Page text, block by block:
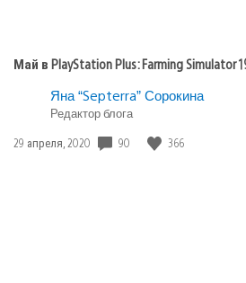
19
Май в PlayStation Plus: Farming Simulator
Яна “Septerra” Сорокина
Редактор блога
Дата
29 апреля, 2020 90 366